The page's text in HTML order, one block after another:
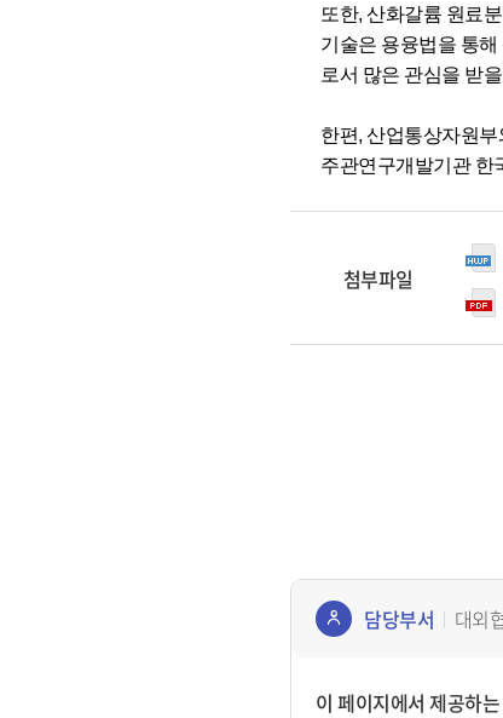
또한, 산화갈륨 원료
기술은 용융법을 통
로서 많은 관심을 받
한편, 산업통상자원
주관연구개발기관 한
첨부파일
츠
담당부서 대외
이 페이지에서 제공하